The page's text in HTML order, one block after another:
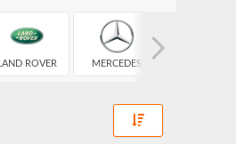
LAND ROVER MERCEDES
Toggle